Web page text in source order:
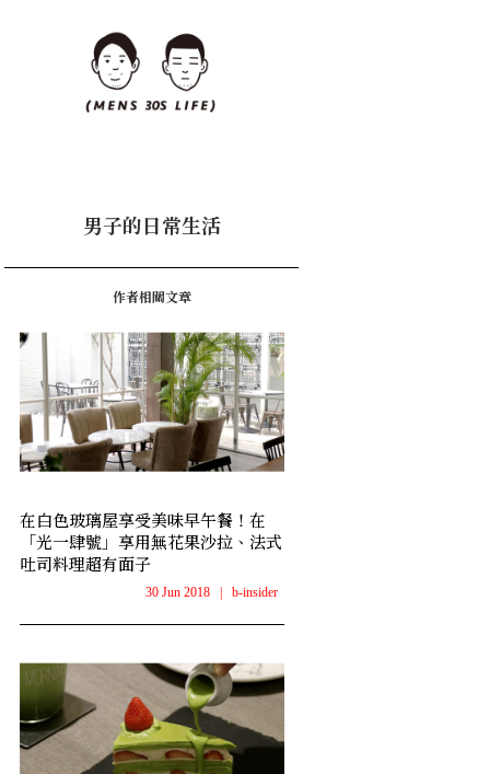
男子的日常生活
作者相關文章
在白色玻璃屋享受美味早午餐！在
「光一肆號」享用無花果沙拉、法式
吐司料理超有面子
30 Jun 2018 | b-insider